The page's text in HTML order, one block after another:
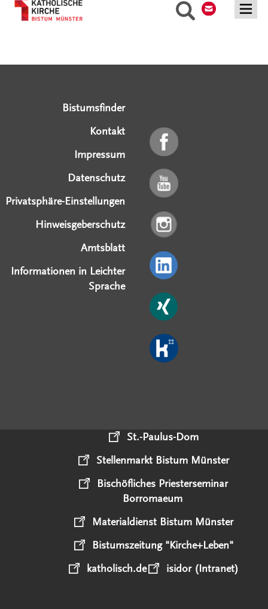
Suche
Bistumsfinder
Kontakt
Impressum
Datenschutz
Privatsphäre-Einstellungen
Hinweisgeberschutz
Amtsblatt
Informationen in Leichter
Sprache
St.-Paulus-Dom
Stellenmarkt Bistum Münster
Bischöfliches Priesterseminar
Borromaeum
Materialdienst Bistum Münster
Bistumszeitung "Kirche+Leben"
katholisch.de
isidor (Intranet)